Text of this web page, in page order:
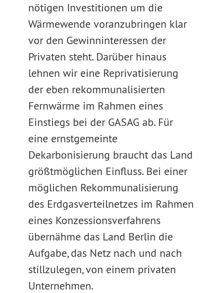
nötigen Investitionen um die
Wärmewende voranzubringen klar
vor den Gewinninteressen der
Privaten steht. Darüber hinaus
lehnen wir eine Reprivatisierung
der eben rekommunalisierten
Fernwärme im Rahmen eines
Einstiegs bei der GASAG ab. Für
eine ernstgemeinte
Dekarbonisierung braucht das Land
größtmöglichen Einfluss. Bei einer
möglichen Rekommunalisierung
des Erdgasverteilnetzes im Rahmen
eines Konzessionsverfahrens
übernähme das Land Berlin die
Aufgabe, das Netz nach und nach
stillzulegen, von einem privaten
Unternehmen.